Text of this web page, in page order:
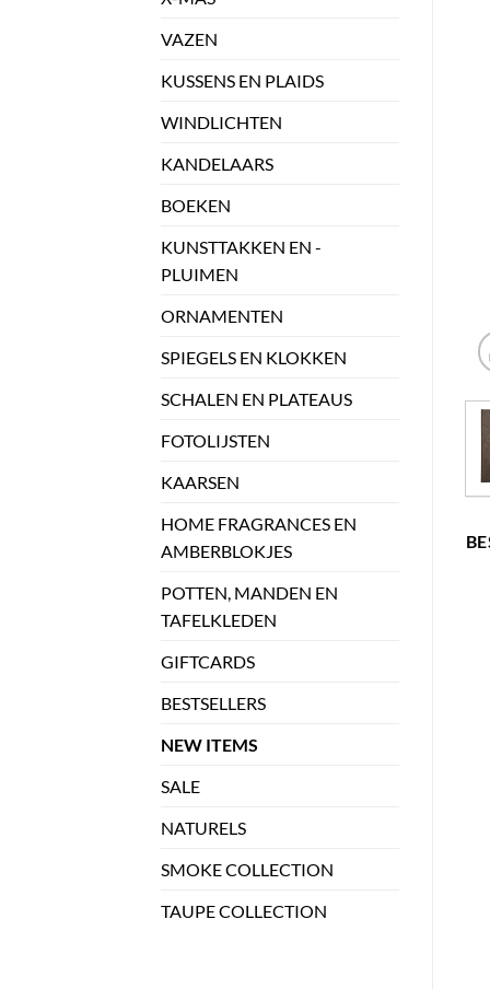
VAZEN
KUSSENS EN PLAIDS
WINDLICHTEN
KANDELAARS
BOEKEN
KUNSTTAKKEN EN -
PLUIMEN
ORNAMENTEN
SPIEGELS EN KLOKKEN
SCHALEN EN PLATEAUS
FOTOLIJSTEN
KAARSEN
HOME FRAGRANCES EN
AMBERBLOKJES
POTTEN, MANDEN EN
TAFELKLEDEN
GIFTCARDS
BESTSELLERS
NEW ITEMS
SALE
NATURELS
SMOKE COLLECTION
TAUPE COLLECTION